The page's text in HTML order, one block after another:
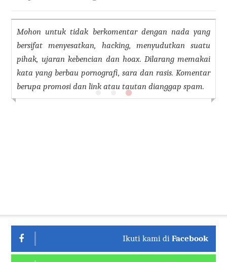
Mohon untuk tidak berkomentar dengan nada yang
bersifat menyesatkan, hacking, menyudutkan suatu
pihak, ujaran kebencian dan hoax. Dilarang memakai
kata yang berbau pornografi, sara dan rasis. Komentar
berupa promosi dan link atau tautan dianggap spam.
Ikuti kami di Facebook